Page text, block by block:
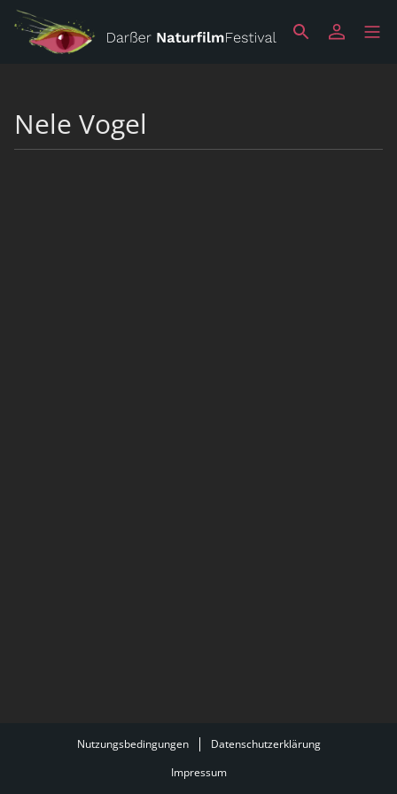
Nele Vogel
Nutzungsbedingungen
Datenschutzerklärung
Impressum